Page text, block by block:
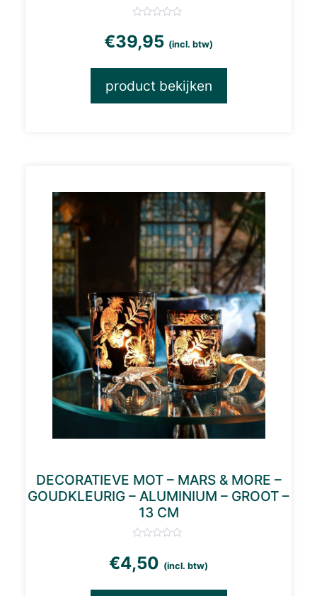
€39,95 (incl. btw)
product bekijken
DECORATIEVE MOT – MARS & MORE –
GOUDKLEURIG – ALUMINIUM – GROOT –
13 CM
€4,50 (incl. btw)